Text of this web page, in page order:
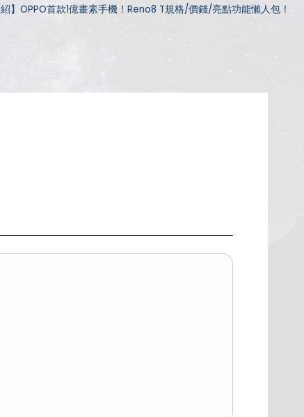
紹】OPPO首款1億畫素手機！Reno8 T規格/價錢/亮點功能懶人包！